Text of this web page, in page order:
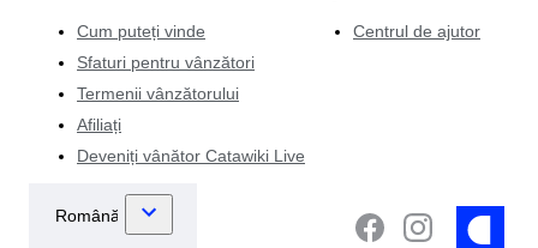
Cum puteți vinde
Sfaturi pentru vânzători
Termenii vânzătorului
Afiliați
Deveniți vânător Catawiki Live
Centrul de ajutor